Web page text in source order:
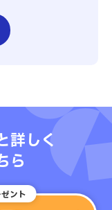
詳しく
ら
ント